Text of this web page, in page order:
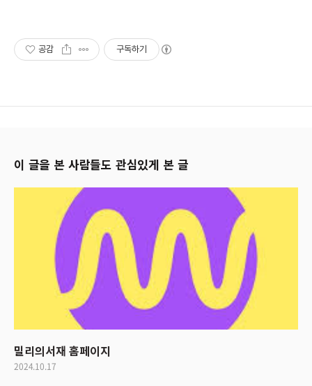
공감 구독하기
이 글을 본 사람들도 관심있게 본 글
밀리의서재 홈페이지
2024.10.17